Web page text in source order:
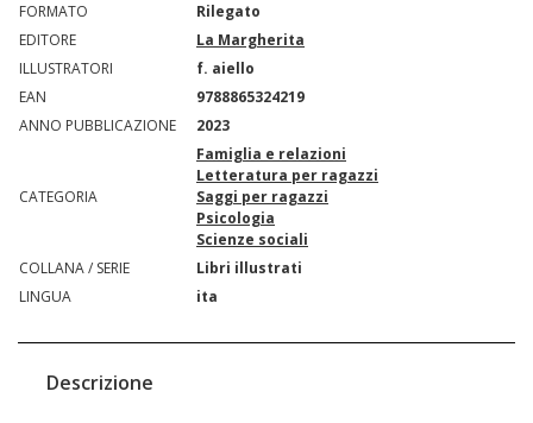
FORMATO
Rilegato
EDITORE
La Margherita
ILLUSTRATORI
f. aiello
EAN
9788865324219
ANNO PUBBLICAZIONE
2023
CATEGORIA
Famiglia e relazioni
Letteratura per ragazzi
Saggi per ragazzi
Psicologia
Scienze sociali
COLLANA / SERIE
Libri illustrati
LINGUA
ita
Descrizione